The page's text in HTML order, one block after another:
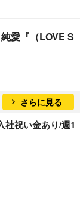
愛『（LOVE S
さらに見る
社祝い金あり/週1